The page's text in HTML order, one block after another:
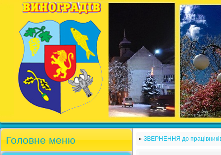
Головне меню « ЗВЕРНЕННЯ до працівників